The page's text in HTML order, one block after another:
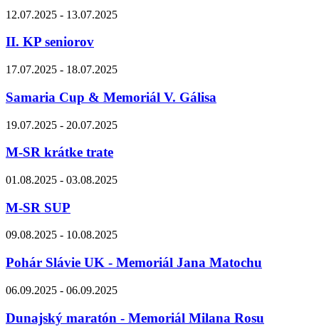
12.07.2025 - 13.07.2025
II. KP seniorov
17.07.2025 - 18.07.2025
Samaria Cup & Memoriál V. Gálisa
19.07.2025 - 20.07.2025
M-SR krátke trate
01.08.2025 - 03.08.2025
M-SR SUP
09.08.2025 - 10.08.2025
Pohár Slávie UK - Memoriál Jana Matochu
06.09.2025 - 06.09.2025
Dunajský maratón - Memoriál Milana Rosu